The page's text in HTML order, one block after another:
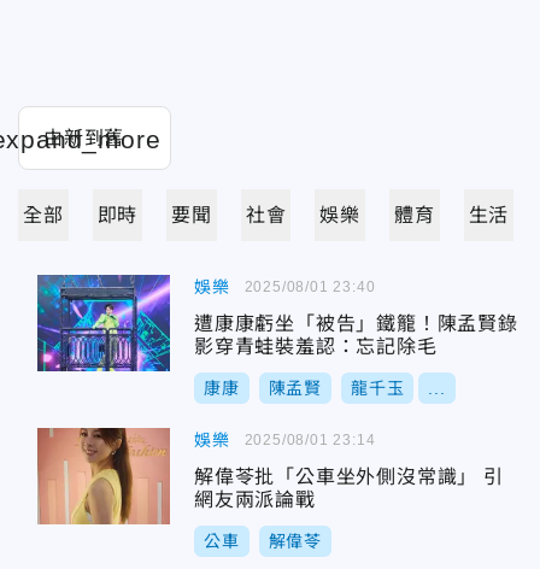
全部 即時 要聞 社會 娛樂 體育 生活
娛樂
遭康康虧坐「被告」鐵籠！陳孟賢錄
影穿青蛙裝羞認：忘記除毛
康康 陳孟賢 龍千玉
2025/08/01 23:40
娛樂
解偉苓批「公車坐外側沒常識」 引
網友兩派論戰
公車 解偉苓
2025/08/01 23:14